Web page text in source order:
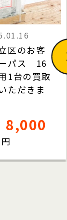
区のお客
パス 16
1台の買取
ただきま
8,000
円